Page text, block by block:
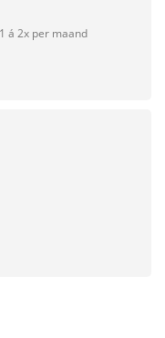
á 2x per maand